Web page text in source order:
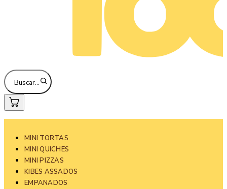
Buscar…
MINI TORTAS
MINI QUICHES
MINI PIZZAS
KIBES ASSADOS
EMPANADOS